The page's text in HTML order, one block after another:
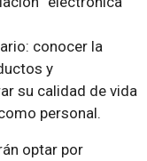
conocer la
y
su calidad de vida
personal.
optar por